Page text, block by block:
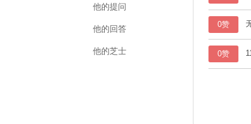
他的提问
他的回答
他的芝士
0赞
0赞